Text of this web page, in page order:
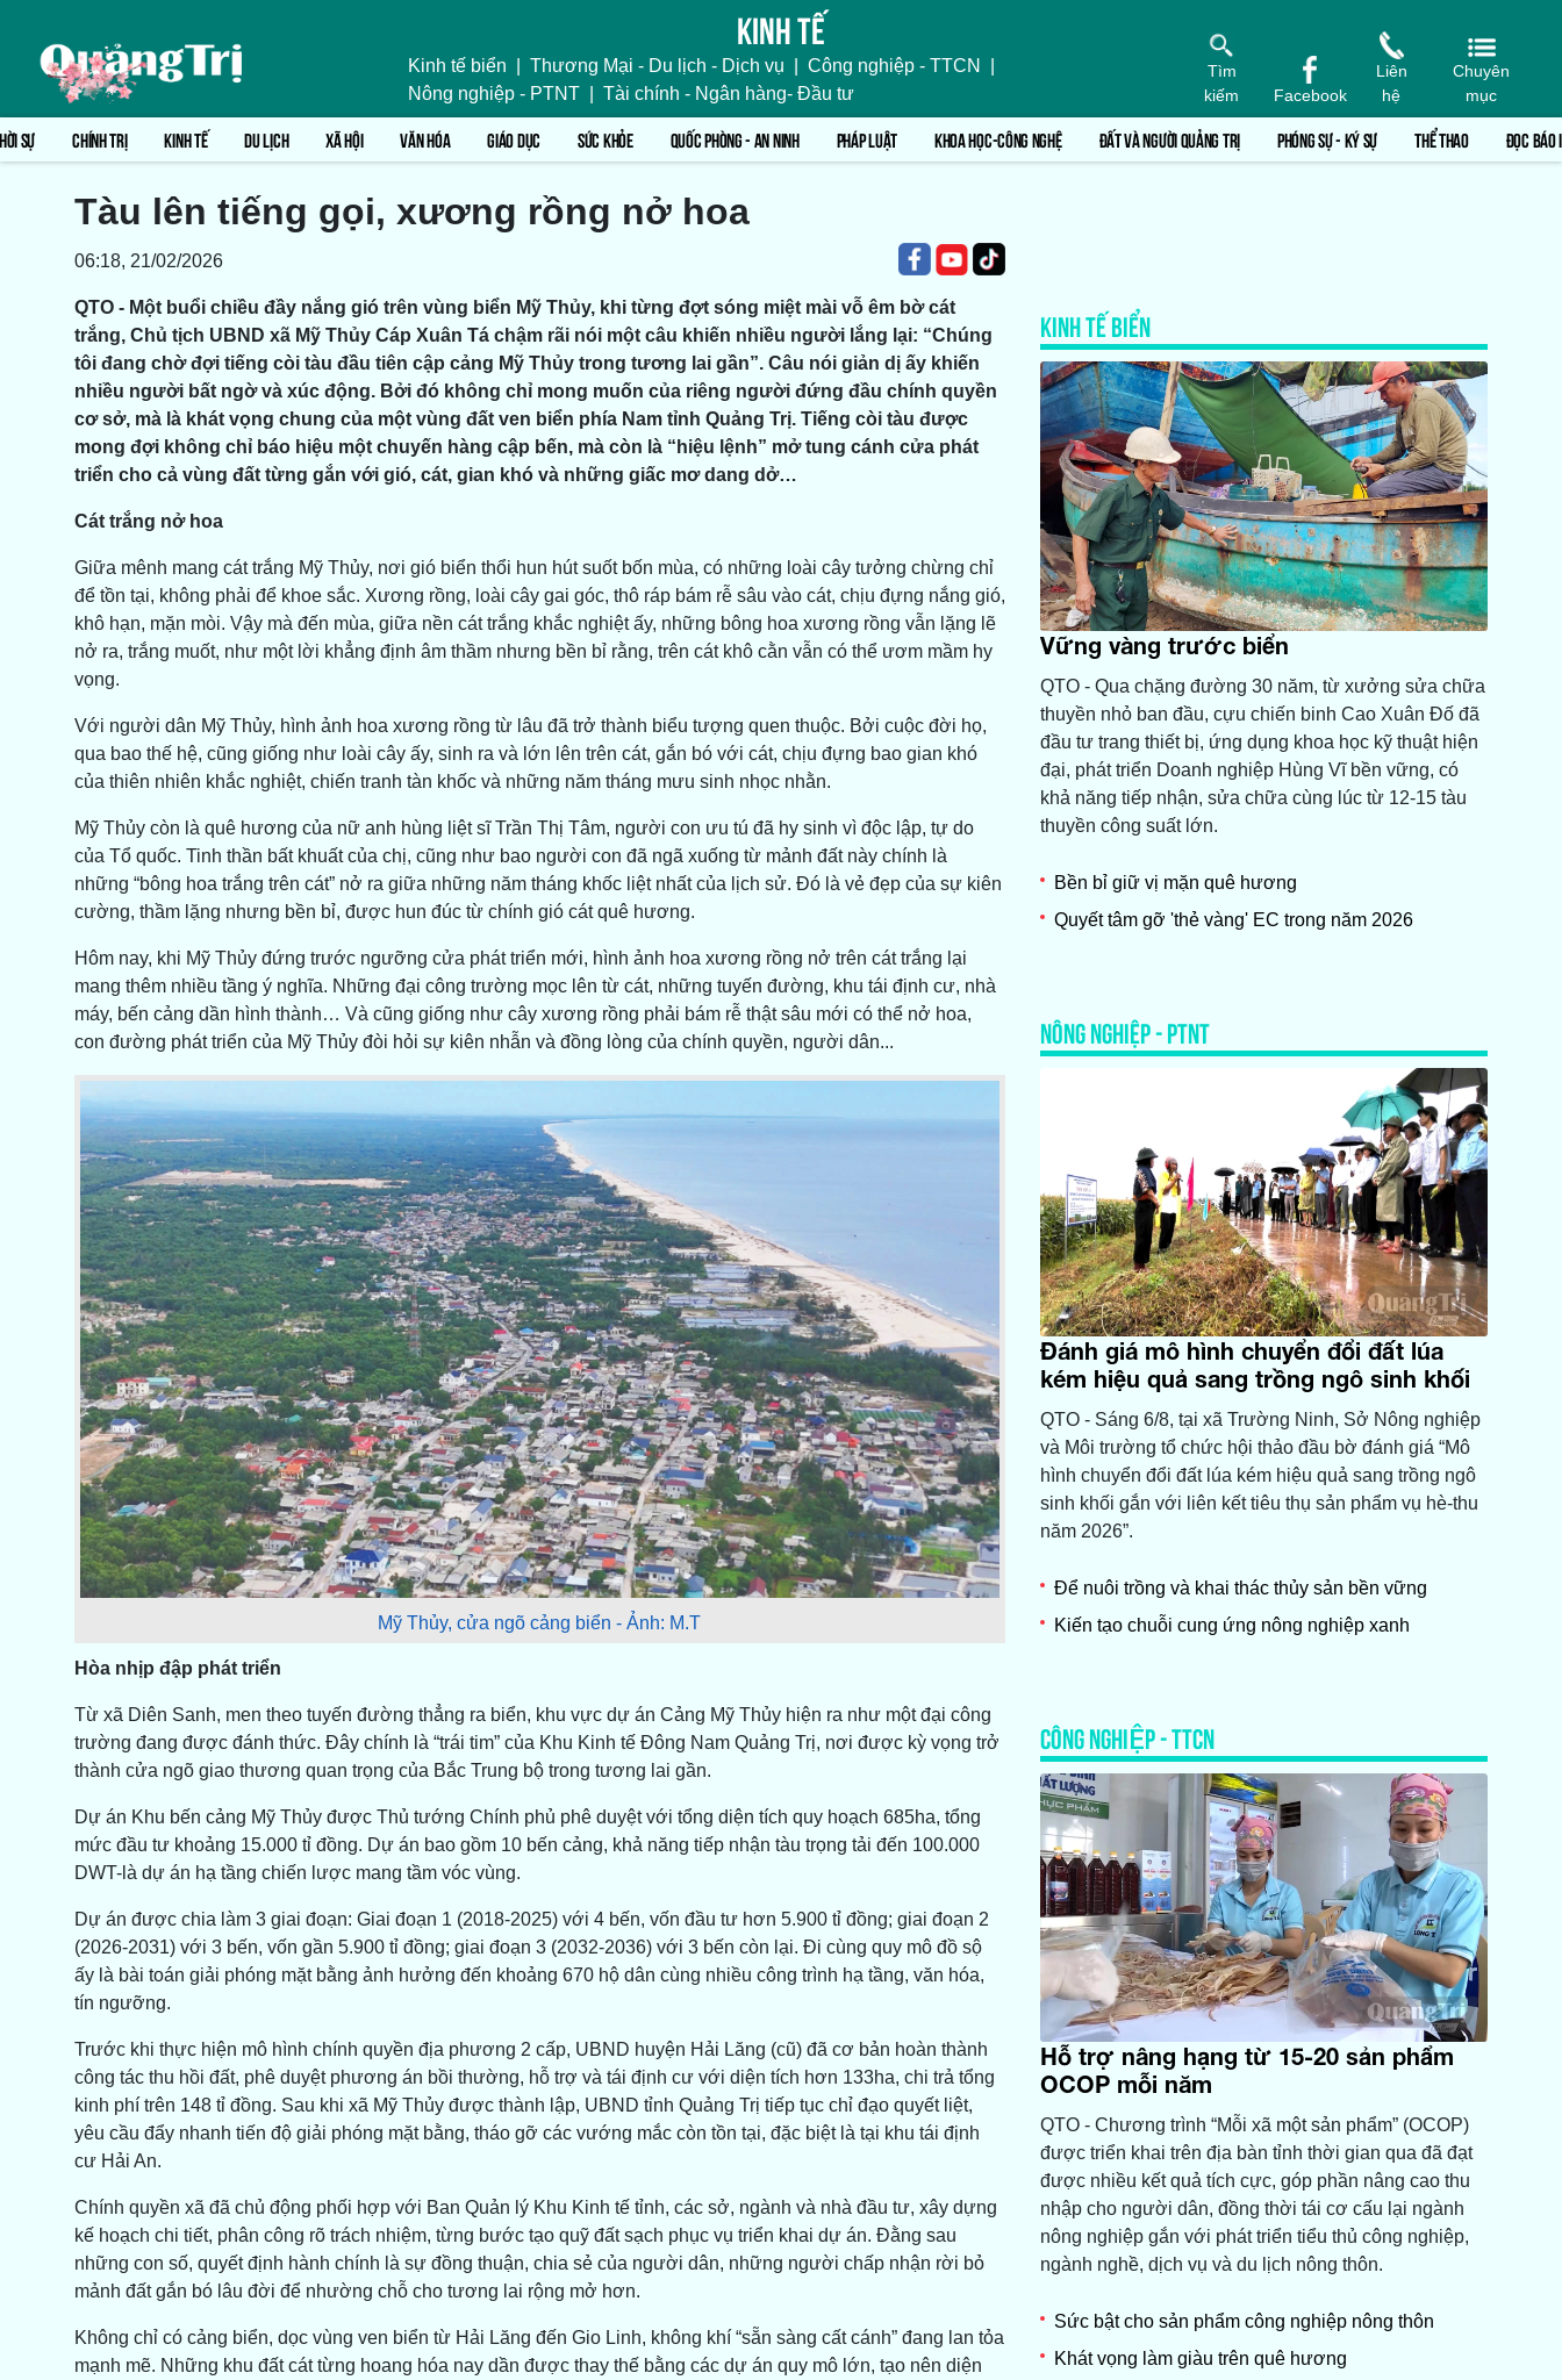
Kinh tế
Kinh tế biển Thương Mại - Du lịch - Dịch vụ Công nghiệp - TTCN
Nông nghiệp - PTNT
Tài chính - Ngân hàng- Đầu tư
Tìm
kiếm
Facebook
Liên
hệ
Chuyên
mục
SỰ CHÍNH TRỊ KINH TẾ DU LỊCH XÃ HỘI VĂN HÓA GIÁO DỤC SỨC KHỎE QUỐC PHÒNG - AN NINH PHÁP LUẬT KHOA HỌC-CÔNG NGHỆ ĐẤT VÀ NGƯỜI QUẢNG TRỊ PHÓNG SỰ - KÝ SỰ THỂ THAO ĐỌC BÁO
Tàu lên tiếng gọi, xương rồng nở hoa
06:18, 21/02/2026
QTO - Một buổi chiều đầy nắng gió trên vùng biển Mỹ Thủy, khi từng đợt sóng miệt mài vỗ êm bờ cát
trắng, Chủ tịch UBND xã Mỹ Thủy Cáp Xuân Tá chậm rãi nói một câu khiến nhiều người lắng lại: “Chúng
tôi đang chờ đợi tiếng còi tàu đầu tiên cập cảng Mỹ Thủy trong tương lai gần”. Câu nói giản dị ấy khiến
nhiều người bất ngờ và xúc động. Bởi đó không chỉ mong muốn của riêng người đứng đầu chính quyền
cơ sở, mà là khát vọng chung của một vùng đất ven biển phía Nam tỉnh Quảng Trị. Tiếng còi tàu được
mong đợi không chỉ báo hiệu một chuyến hàng cập bến, mà còn là “hiệu lệnh” mở tung cánh cửa phát
triển cho cả vùng đất từng gắn với gió, cát, gian khó và những giấc mơ dang dở…
Cát trắng nở hoa
Giữa mênh mang cát trắng Mỹ Thủy, nơi gió biển thổi hun hút suốt bốn mùa, có những loài cây tưởng chừng chỉ
để tồn tại, không phải để khoe sắc. Xương rồng, loài cây gai góc, thô ráp bám rễ sâu vào cát, chịu đựng nắng gió,
khô hạn, mặn mòi. Vậy mà đến mùa, giữa nền cát trắng khắc nghiệt ấy, những bông hoa xương rồng vẫn lặng lẽ
nở ra, trắng muốt, như một lời khẳng định âm thầm nhưng bền bỉ rằng, trên cát khô cằn vẫn có thể ươm mầm hy
vọng.
Với người dân Mỹ Thủy, hình ảnh hoa xương rồng từ lâu đã trở thành biểu tượng quen thuộc. Bởi cuộc đời họ,
qua bao thế hệ, cũng giống như loài cây ấy, sinh ra và lớn lên trên cát, gắn bó với cát, chịu đựng bao gian khó
của thiên nhiên khắc nghiệt, chiến tranh tàn khốc và những năm tháng mưu sinh nhọc nhằn.
Mỹ Thủy còn là quê hương của nữ anh hùng liệt sĩ Trần Thị Tâm, người con ưu tú đã hy sinh vì độc lập, tự do
của Tổ quốc. Tinh thần bất khuất của chị, cũng như bao người con đã ngã xuống từ mảnh đất này chính là
những “bông hoa trắng trên cát” nở ra giữa những năm tháng khốc liệt nhất của lịch sử. Đó là vẻ đẹp của sự kiên
cường, thầm lặng nhưng bền bỉ, được hun đúc từ chính gió cát quê hương.
Hôm nay, khi Mỹ Thủy đứng trước ngưỡng cửa phát triển mới, hình ảnh hoa xương rồng nở trên cát trắng lại
mang thêm nhiều tầng ý nghĩa. Những đại công trường mọc lên từ cát, những tuyến đường, khu tái định cư, nhà
máy, bến cảng dần hình thành… Và cũng giống như cây xương rồng phải bám rễ thật sâu mới có thể nở hoa,
con đường phát triển của Mỹ Thủy đòi hỏi sự kiên nhẫn và đồng lòng của chính quyền, người dân...
Mỹ Thủy, cửa ngõ cảng biển - Ảnh: M.T
Hòa nhịp đập phát triển
Từ xã Diên Sanh, men theo tuyến đường thẳng ra biển, khu vực dự án Cảng Mỹ Thủy hiện ra như một đại công
trường đang được đánh thức. Đây chính là “trái tim” của Khu Kinh tế Đông Nam Quảng Trị, nơi được kỳ vọng trở
thành cửa ngõ giao thương quan trọng của Bắc Trung bộ trong tương lai gần.
Dự án Khu bến cảng Mỹ Thủy được Thủ tướng Chính phủ phê duyệt với tổng diện tích quy hoạch 685ha, tổng
mức đầu tư khoảng 15.000 tỉ đồng. Dự án bao gồm 10 bến cảng, khả năng tiếp nhận tàu trọng tải đến 100.000
DWT-là dự án hạ tầng chiến lược mang tầm vóc vùng.
Dự án được chia làm 3 giai đoạn: Giai đoạn 1 (2018-2025) với 4 bến, vốn đầu tư hơn 5.900 tỉ đồng; giai đoạn 2
(2026-2031) với 3 bến, vốn gần 5.900 tỉ đồng; giai đoạn 3 (2032-2036) với 3 bến còn lại. Đi cùng quy mô đồ sộ
ấy là bài toán giải phóng mặt bằng ảnh hưởng đến khoảng 670 hộ dân cùng nhiều công trình hạ tầng, văn hóa,
tín ngưỡng.
Trước khi thực hiện mô hình chính quyền địa phương 2 cấp, UBND huyện Hải Lăng (cũ) đã cơ bản hoàn thành
công tác thu hồi đất, phê duyệt phương án bồi thường, hỗ trợ và tái định cư với diện tích hơn 133ha, chi trả tổng
kinh phí trên 148 tỉ đồng. Sau khi xã Mỹ Thủy được thành lập, UBND tỉnh Quảng Trị tiếp tục chỉ đạo quyết liệt,
yêu cầu đẩy nhanh tiến độ giải phóng mặt bằng, tháo gỡ các vướng mắc còn tồn tại, đặc biệt là tại khu tái định
cư Hải An.
Chính quyền xã đã chủ động phối hợp với Ban Quản lý Khu Kinh tế tỉnh, các sở, ngành và nhà đầu tư, xây dựng
kế hoạch chi tiết, phân công rõ trách nhiệm, từng bước tạo quỹ đất sạch phục vụ triển khai dự án. Đằng sau
những con số, quyết định hành chính là sự đồng thuận, chia sẻ của người dân, những người chấp nhận rời bỏ
mảnh đất gắn bó lâu đời để nhường chỗ cho tương lai rộng mở hơn.
Không chỉ có cảng biển, dọc vùng ven biển từ Hải Lăng đến Gio Linh, không khí “sẵn sàng cất cánh” đang lan tỏa
mạnh mẽ. Những khu đất cát từng hoang hóa nay dần được thay thế bằng các dự án quy mô lớn, tạo nên diện
KINH TẾ BIỂN
Vững vàng trước biển
QTO - Qua chặng đường 30 năm, từ xưởng sửa chữa
thuyền nhỏ ban đầu, cựu chiến binh Cao Xuân Đố đã
đầu tư trang thiết bị, ứng dụng khoa học kỹ thuật hiện
đại, phát triển Doanh nghiệp Hùng Vĩ bền vững, có
khả năng tiếp nhận, sửa chữa cùng lúc từ 12-15 tàu
thuyền công suất lớn.
Bền bỉ giữ vị mặn quê hương
Quyết tâm gỡ 'thẻ vàng' EC trong năm 2026
NÔNG NGHIỆP - PTNT
Đánh giá mô hình chuyển đổi đất lúa
kém hiệu quả sang trồng ngô sinh khối
QTO - Sáng 6/8, tại xã Trường Ninh, Sở Nông nghiệp
và Môi trường tổ chức hội thảo đầu bờ đánh giá “Mô
hình chuyển đổi đất lúa kém hiệu quả sang trồng ngô
sinh khối gắn với liên kết tiêu thụ sản phẩm vụ hè-thu
năm 2026”.
Để nuôi trồng và khai thác thủy sản bền vững
Kiến tạo chuỗi cung ứng nông nghiệp xanh
CÔNG NGHIỆP - TTCN
Hỗ trợ nâng hạng từ 15-20 sản phẩm
OCOP mỗi năm
QTO - Chương trình “Mỗi xã một sản phẩm” (OCOP)
được triển khai trên địa bàn tỉnh thời gian qua đã đạt
được nhiều kết quả tích cực, góp phần nâng cao thu
nhập cho người dân, đồng thời tái cơ cấu lại ngành
nông nghiệp gắn với phát triển tiểu thủ công nghiệp,
ngành nghề, dịch vụ và du lịch nông thôn.
Sức bật cho sản phẩm công nghiệp nông thôn
Khát vọng làm giàu trên quê hương